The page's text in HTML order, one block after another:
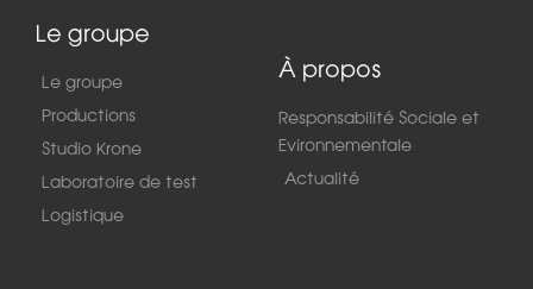
Le groupe
Le groupe
Productions
Studio Krone
Laboratoire de test
Logistique
À propos
Responsabilité Sociale et
Evironnementale
Actualité